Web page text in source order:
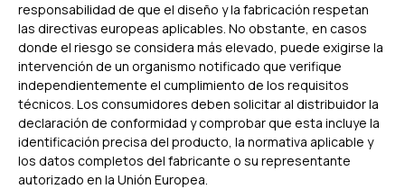
responsabilidad de que el diseño y la fabricación respetan
las directivas europeas aplicables. No obstante, en casos
donde el riesgo se considera más elevado, puede exigirse la
intervención de un organismo notificado que verifique
independientemente el cumplimiento de los requisitos
técnicos. Los consumidores deben solicitar al distribuidor la
declaración de conformidad y comprobar que esta incluye la
identificación precisa del producto, la normativa aplicable y
los datos completos del fabricante o su representante
autorizado en la Unión Europea.